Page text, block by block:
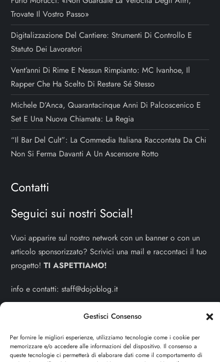
Gestisci Consenso
Per fornire le migliori esperienze, utilizziamo tecnologie come i cookie per
memorizzare e/o accedere alle informazioni del dispositivo. Il consenso a
queste tecnologie ci permetterà di elaborare dati come il comportamento di
Trovate Il Vostro Passo»
Digitalizzazione Del Cantiere: Strumenti Di Controllo E
Statuto Dei Lavoratori
Vent’anni Di Rime E Nessun Rimpianto: MC Ivanhoe, Il
Rapper Che Ha Scelto Di Restare Sé Stesso
Michele D’Anca, Quarantacinque Anni Di Palcoscenico E
Set E Una Nuova Chiamata: La Regia
“Il Bar Del Cult”: La Commedia Italiana Raccontata Da Chi
Non Si Ferma Davanti A Un Ascensore Rotto
Contatti
Seguici sui nostri Social!
Vuoi apparire sul nostro network con un banner o con un
articolo sponsorizzato? Scrivici una mail e raccontaci il tuo
progetto!TI ASPETTIAMO!
info e contatti:staff@dojoblog.it
dojouomo.it è un progetto facente parte del network
legale in Via delle Sirene 34 - Roma - P.iva:
IT13402731007